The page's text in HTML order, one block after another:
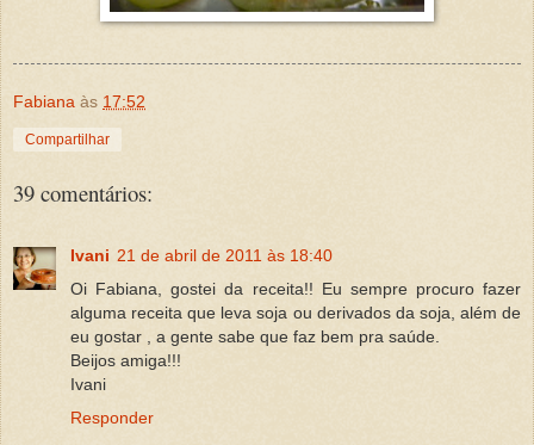
Fabiana às 17:52
Compartilhar
39 comentários:
Ivani 21 de abril de 2011 às 18:40
Oi Fabiana, gostei da receita!! Eu sempre procuro fazer
alguma receita que leva soja ou derivados da soja, além de
eu gostar , a gente sabe que faz bem pra saúde.
Beijos amiga!!!
Ivani
Responder